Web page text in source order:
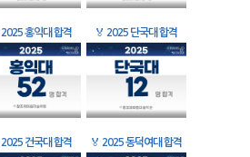
2025 홍익대 합격 🏅 2025 단국대 합격
2025 건국대 합격 🏅 2025 동덕여대 합격